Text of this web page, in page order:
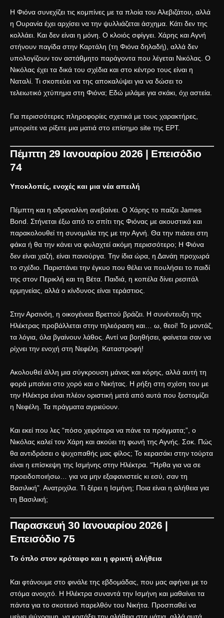
Η Φιόνα συνεχίζει τις κομπίνες με τα πλοία του Αλεβιζάτου, αλλά
η Ουρανία έχει αρχίσει να την ψυλλιάζεται άσχημα. Κάτι δεν της
κολλάει. Και δεν είναι η μόνη. Ο κλοιός σφίγγει. Χάρης και Αγνή
στήνουν παγίδα στην Καρτάλη (τη Φιόνα δηλαδή), αλλά δεν
υπολογίζουν τον αστάθμητο παράγοντα που λέγεται Νικόλας. Ο
Νικόλας έχει τα δικά του σχέδια και στο κέντρο τους είναι η
Ναταλί. Τι σκοπεύει να της αποκαλύψει για να δώσει το
τελειωτικό χτύπημα στη Φιόνα; Εδώ μιλάμε για σκάκι, όχι αστεία.
Για περισσότερες πληροφορίες σχετικά με τους χαρακτήρες,
μπορείτε να ρίξετε μια ματιά στο επίσημο site της ΕΡΤ.
Πέμπτη 29 Ιανουαρίου 2026 | Επεισόδιο
74
Υποκλοπές, ενοχές και μια νέα απειλή
Πέμπτη και η αδρεναλίνη ανεβαίνει. Ο Χάρης το παίζει James
Bond. Στήνεται έξω από το σπίτι της Φιόνας με ακουστικά και
παρακολουθεί τη συνομιλία της με την Αγνή. Θα την πιάσει στη
φάκα ή θα την κάνει να φυλαχτεί ακόμη περισσότερο; Η Φιόνα
δεν είναι χαζή, είναι πανούργα. Την ίδια ώρα, η Δανάη προχωρά
το σχέδιο. Παριστάνει την έγκυο που θέλει να πουλήσει το παιδί
της στον Περικλή και τη Βέτα. Παιδιά, η κοπέλα δίνει ρεσιτάλ
ερμηνείας, αλλά ο κίνδυνος είναι τεράστιος.
Στην Αρσινόη, η οικογένεια Βρεττού βράζει. Η συνέντευξη της
Ηλέκτρας προβάλλεται στην τηλεόραση και… ω, θεοί! Το μοντάζ,
τα λόγια, όλα βγαίνουν λάθος. Αντί να βοηθήσει, φαίνεται σαν να
ρίχνει την ενοχή στη Νεφέλη. Καταστροφή!
Ακολουθεί άλλη μια σύγκρουση μάνας και κόρης, αλλά αυτή τη
φορά μπαίνει στο χορό και ο Νικήτας. Η ρήξη στη σχέση του με
την Ηλέκτρα είναι πλέον οριστική μετά από αυτά που ξεστομίζει
η Νεφέλη. Τα πράγματα αγριεύουν.
Και εκεί που λες “πόσο χειρότερα να πάνε τα πράγματα;”, ο
Νικόλας καλεί τον Χάρη και ακούει τη φωνή της Αγνής. Σοκ. Πώς
θα αντιδράσει ο ψυχοπαθής μας φίλος; Το κερασάκι στην τούρτα
είναι η επίσκεψη της Ισμήνης στην Ηλέκτρα. “Ήρθα για να σε
προειδοποιήσω… για να μην εξαφανιστείς κι εσύ, σαν τη
Βασιλική”. Ανατριχίλα. Τι ξέρει η Ισμήνη; Ποια είναι η αλήθεια για
τη Βασιλική;
Παρασκευή 30 Ιανουαρίου 2026 |
Επεισόδιο 75
Το όπλο στον κρόταφο και η φρικτή αλήθεια
Και φτάνουμε στο φινάλε της εβδομάδας, που μας αφήνει με το
στόμα ανοιχτό. Η Ηλέκτρα συναντά την Ισμήνη και μαθαίνει τα
πάντα για το σκοτεινό παρελθόν του Νικήτα. Προσπαθεί να
μείνει ψύχραιμη, να κοιτάξει την αλήθεια στα μάτια, αλλά αυτά